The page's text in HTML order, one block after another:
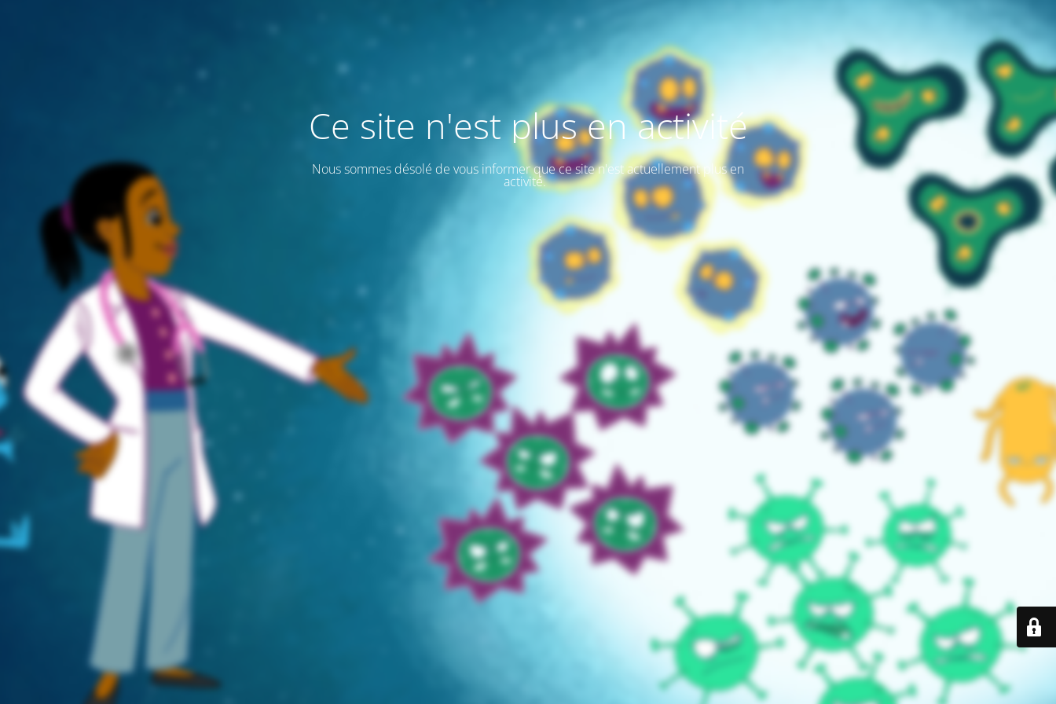
Ce site n'est plus en activité
Nous sommes désolé de vous informer que ce site n'est actuellement plus en
activité.